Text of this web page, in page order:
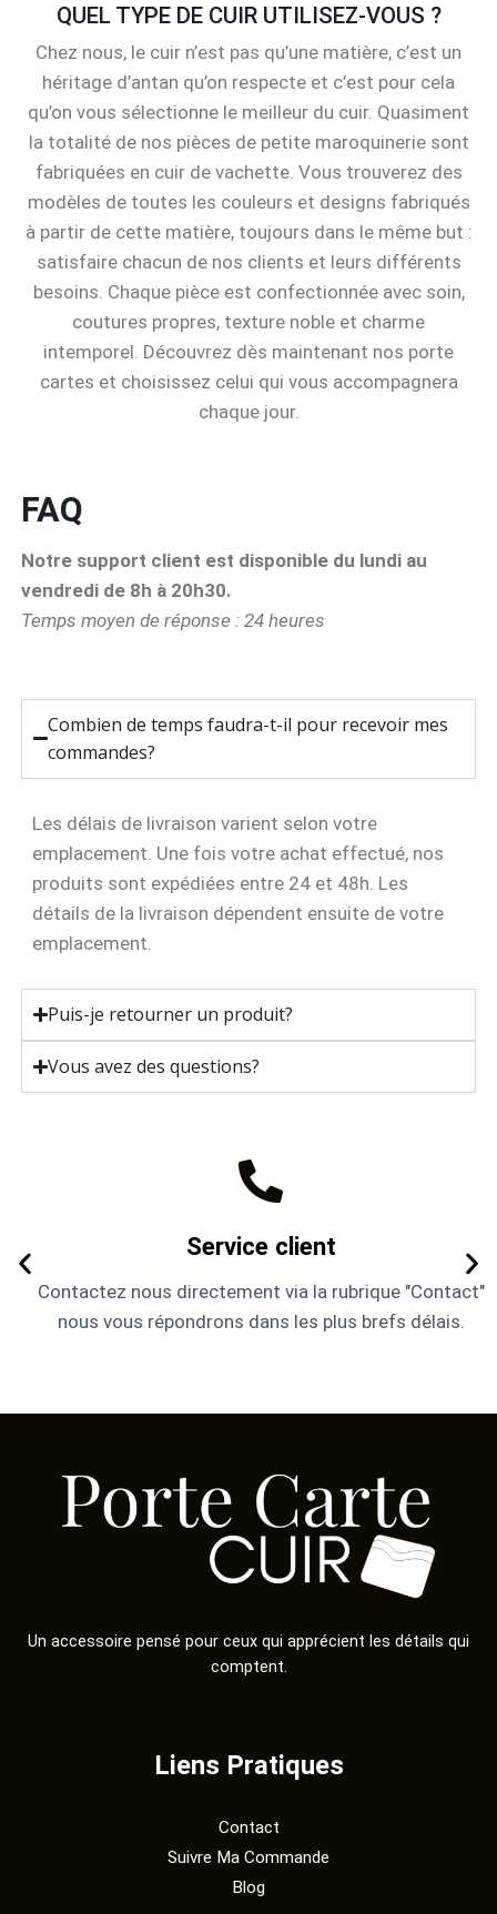
QUEL TYPE DE CUIR UTILISEZ-VOUS ?
Chez nous, le cuir n’est pas qu’une matière, c’est un
héritage d’antan qu’on respecte et c’est pour cela
qu’on vous sélectionne le meilleur du cuir. Quasiment
la totalité de nos pièces de petite maroquinerie sont
fabriquées en cuir de vachette. Vous trouverez des
modèles de toutes les couleurs et designs fabriqués
à partir de cette matière, toujours dans le même but :
satisfaire chacun de nos clients et leurs différents
besoins. Chaque pièce est confectionnée avec soin,
coutures propres, texture noble et charme
intemporel. Découvrez dès maintenant nos porte
cartes et choisissez celui qui vous accompagnera
chaque jour.
FAQ
Notre support client est disponible du lundi au
vendredi de 8h à 20h30.
Temps moyen de réponse : 24 heures
Combien de temps faudra-t-il pour recevoir mes
commandes?
Les délais de livraison varient selon votre
emplacement. Une fois votre achat effectué, nos
produits sont expédiées entre 24 et 48h. Les
détails de la livraison dépendent ensuite de votre
emplacement.
Puis-je retourner un produit?
Vous avez des questions?
Service client
Contactez nous directement via la rubrique "Contact"
nous vous répondrons dans les plus brefs délais.
Un accessoire pensé pour ceux qui apprécient les détails qui
comptent.
Liens Pratiques
Contact
Suivre Ma Commande
Blog